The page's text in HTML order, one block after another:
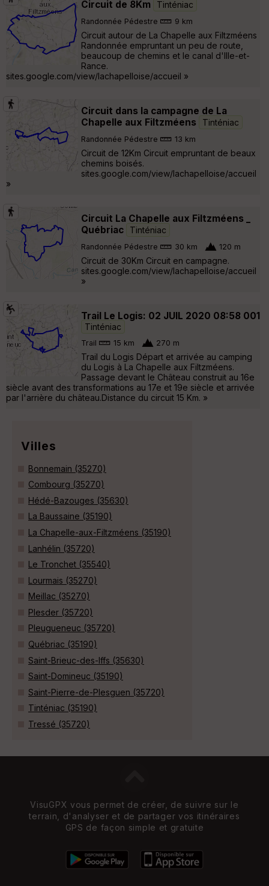
Circuit de 8Km Tinténiac
Randonnée Pédestre 9 km
Circuit autour de La Chapelle aux Filtzméens
Randonnée empruntant un peu de route,
beaucoup de chemins et le canal d'Ille-et-
Rance.
sites.google.com/view/lachapelloise/accueil »
Circuit dans la campagne de La
Chapelle aux Filtzméens
Tinténiac
Randonnée Pédestre 13 km
Circuit de 12Km Circuit empruntant de beaux
chemins boisés.
sites.google.com/view/lachapelloise/accueil
»
Circuit La Chapelle aux Filtzméens _
Québriac
Tinténiac
Randonnée Pédestre 30 km 120 m
Circuit de 30Km Circuit en campagne.
sites.google.com/view/lachapelloise/accueil
»
Trail Le Logis: 02 JUIL 2020 08:58 001
Tinténiac
Trail 15 km 270 m
Trail du Logis Départ et arrivée au camping
du Logis à La Chapelle aux Filtzméens.
Passage devant le Château construit au 16e
siècle avant des transformations au 17e et 19e siècle et arrivée
par l'arrière du château.Distance du circuit 15 Km. »
Villes
Bonnemain (35270)
Combourg (35270)
Hédé-Bazouges (35630)
La Baussaine (35190)
La Chapelle-aux-Filtzméens (35190)
Lanhélin (35720)
Le Tronchet (35540)
Lourmais (35270)
Meillac (35270)
Plesder (35720)
Pleugueneuc (35720)
Québriac (35190)
Saint-Brieuc-des-Iffs (35630)
Saint-Domineuc (35190)
Saint-Pierre-de-Plesguen (35720)
Tinténiac (35190)
Tressé (35720)
VisuGPX vous permet de créer, de suivre sur le
terrain, d'analyser et de partager vos itinéraires
GPS de façon simple et gratuite